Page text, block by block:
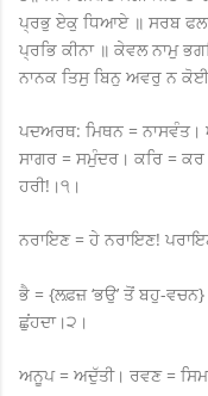
ਪ੍ਰਭੁ ਏਕੁ ਧਿਆਏ ॥ ਸਰਬ
ਪ੍ਰਭਿ ਕੀਨਾ ॥ ਕੇਵਲ ਨਾਮੁ
ਨਾਨਕ ਤਿਸੁ ਬਿਨੁ ਅਵਰੁ ਨ
ਪਦਅਰਥ: ਮਿਥਨ = ਨਾਸਵੰਤ।
ਸਾਗਰ = ਸਮੁੰਦਰ। ਕਰਿ =
ਹਰੀ!।੧।
ਨਰਾਇਣ = ਹੇ ਨਰਾਇਣ!
ਭੈ = {ਲਫ਼ਜ਼ ‘ਭਉ’ ਤੋਂ ਬਹੁ-
ਛੁਂਹਦਾ।੨।
ਅਨੂਪ = ਅਦੁੱਤੀ। ਰਵਣ =